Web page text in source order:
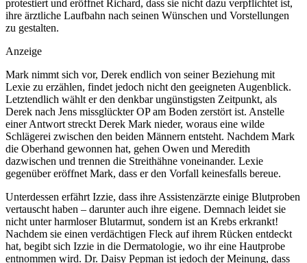
protestiert und eröffnet Richard, dass sie nicht dazu verpflichtet ist,
ihre ärztliche Laufbahn nach seinen Wünschen und Vorstellungen
zu gestalten.
Anzeige
Mark nimmt sich vor, Derek endlich von seiner Beziehung mit
Lexie zu erzählen, findet jedoch nicht den geeigneten Augenblick.
Letztendlich wählt er den denkbar ungünstigsten Zeitpunkt, als
Derek nach Jens missglückter OP am Boden zerstört ist. Anstelle
einer Antwort streckt Derek Mark nieder, woraus eine wilde
Schlägerei zwischen den beiden Männern entsteht. Nachdem Mark
die Oberhand gewonnen hat, gehen Owen und Meredith
dazwischen und trennen die Streithähne voneinander. Lexie
gegenüber eröffnet Mark, dass er den Vorfall keinesfalls bereue.
Unterdessen erfährt Izzie, dass ihre Assistenzärzte einige Blutproben
vertauscht haben – darunter auch ihre eigene. Demnach leidet sie
nicht unter harmloser Blutarmut, sondern ist an Krebs erkrankt!
Nachdem sie einen verdächtigen Fleck auf ihrem Rücken entdeckt
hat, begibt sich Izzie in die Dermatologie, wo ihr eine Hautprobe
entnommen wird. Dr. Daisy Pepman ist jedoch der Meinung, dass